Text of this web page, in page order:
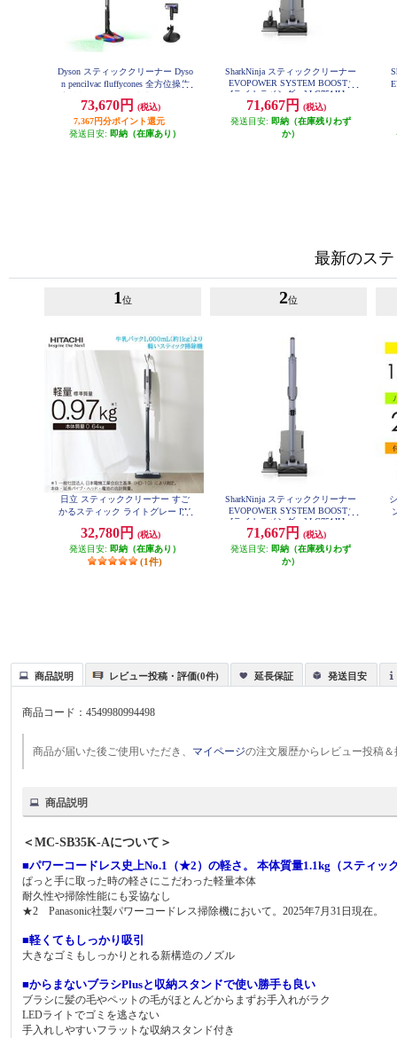
Dyson スティッククリーナー Dyso
n pencilvac fluffycones 全方位操作
73,670円
(税込)
7,367円分ポイント還元
発送目安: 即納（在庫あり）
SharkNinja スティッククリーナー
EVOPOWER SYSTEM BOOST+
[ライトラベンダー] LC751JLV
71,667円
(税込)
発送目安: 即納（在庫残りわず
か）
最新のス
1 位
日立 スティッククリーナー すご
かるスティック ライトグレー PV-
32,780円
(税込)
発送目安: 即納（在庫あり）
(1件)
2位
SharkNinja スティッククリーナー
EVOPOWER SYSTEM BOOST+
[ライトラベンダー] LC751JLV
71,667円
(税込)
発送目安: 即納（在庫残りわず
か）
商品説明 レビュー投稿・評価(0件) 延長保証 発送目安
商品コード：4549980994498
商品が届いた後ご使用いただき、 マイページの注文履歴からレビュー投稿
商品説明
＜MC-SB35K-Aについて＞
■パワーコードレス史上No.1（★2）の軽さ。 本体質量1.1kg（スティッ
ぱっと手に取った時の軽さにこだわった軽量本体
耐久性や掃除性能にも妥協なし
★2 Panasonic社製パワーコードレス掃除機において。2025年7月31日現在。
■軽くてもしっかり吸引
大きなゴミもしっかりとれる新構造のノズル
■からまないブラシPlusと収納スタンドで使い勝手も良い
ブラシに髪の毛やペットの毛がほとんどからまずお手入れがラク
LEDライトでゴミを逃さない
手入れしやすいフラットな収納スタンド付き